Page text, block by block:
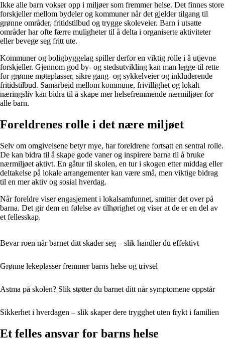
Ikke alle barn vokser opp i miljøer som fremmer helse. Det finnes store
forskjeller mellom bydeler og kommuner når det gjelder tilgang til
grønne områder, fritidstilbud og trygge skoleveier. Barn i utsatte
områder har ofte færre muligheter til å delta i organiserte aktiviteter
eller bevege seg fritt ute.
Kommuner og boligbyggelag spiller derfor en viktig rolle i å utjevne
forskjeller. Gjennom god by- og stedsutvikling kan man legge til rette
for grønne møteplasser, sikre gang- og sykkelveier og inkluderende
fritidstilbud. Samarbeid mellom kommune, frivillighet og lokalt
næringsliv kan bidra til å skape mer helsefremmende nærmiljøer for
alle barn.
Foreldrenes rolle i det nære miljøet
Selv om omgivelsene betyr mye, har foreldrene fortsatt en sentral rolle.
De kan bidra til å skape gode vaner og inspirere barna til å bruke
nærmiljøet aktivt. En gåtur til skolen, en tur i skogen etter middag eller
deltakelse på lokale arrangementer kan være små, men viktige bidrag
til en mer aktiv og sosial hverdag.
Når foreldre viser engasjement i lokalsamfunnet, smitter det over på
barna. Det gir dem en følelse av tilhørighet og viser at de er en del av
et fellesskap.
Bevar roen når barnet ditt skader seg – slik handler du effektivt
Grønne lekeplasser fremmer barns helse og trivsel
Astma på skolen? Slik støtter du barnet ditt når symptomene oppstår
Sikkerhet i hverdagen – slik skaper dere trygghet uten frykt i familien
Et felles ansvar for barns helse